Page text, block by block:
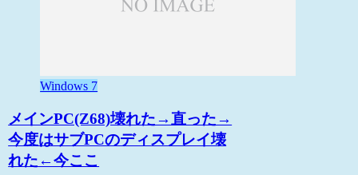
Windows 7
メインPC(Z68)壊れた→直った→
今度はサブPCのディスプレイ壊
れた←今ここ